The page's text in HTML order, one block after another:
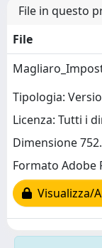
File in questo
File
Tipologia:
Licenza: Tutti i
Dimensione
Formato Adobe
Visualizza/